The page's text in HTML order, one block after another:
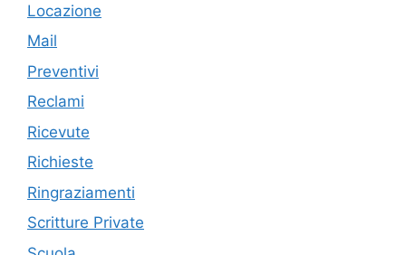
Locazione
Mail
Preventivi
Reclami
Ricevute
Richieste
Ringraziamenti
Scritture Private